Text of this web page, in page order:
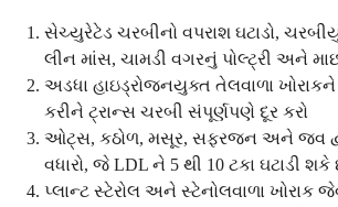
સેચ્યુરેટેડ ચરબીનો વપરાશ ઘટાડો,
લીન માંસ, ચામડી વગરનું પોલ્ટ્રી અને
અડધા હાઇડ્રોજનયુક્ત તેલવાળા
કરીને ટ્રાન્સ ચરબી સંપૂર્ણપણે દૂર કરો
ઓટ્સ, કઠોળ, મસૂર, સફરજન અને જવ
વધારો, જે LDL ને 5 થી 10 ટકા ઘટાડી શકે
પ્લાન્ટ સ્ટેરોલ અને સ્ટેનોલવાળા ખોરાક